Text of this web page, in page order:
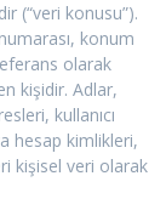
(“veri konusu”).
konum
olarak
kişidir. Adlar,
kullanıcı
hesap kimlikleri,
kişisel veri olarak